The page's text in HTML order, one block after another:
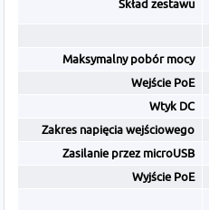
Skład zestawu
Maksymalny pobór mocy
Wejście PoE
Wtyk DC
Zakres napięcia wejściowego
Zasilanie przez microUSB
Wyjście PoE